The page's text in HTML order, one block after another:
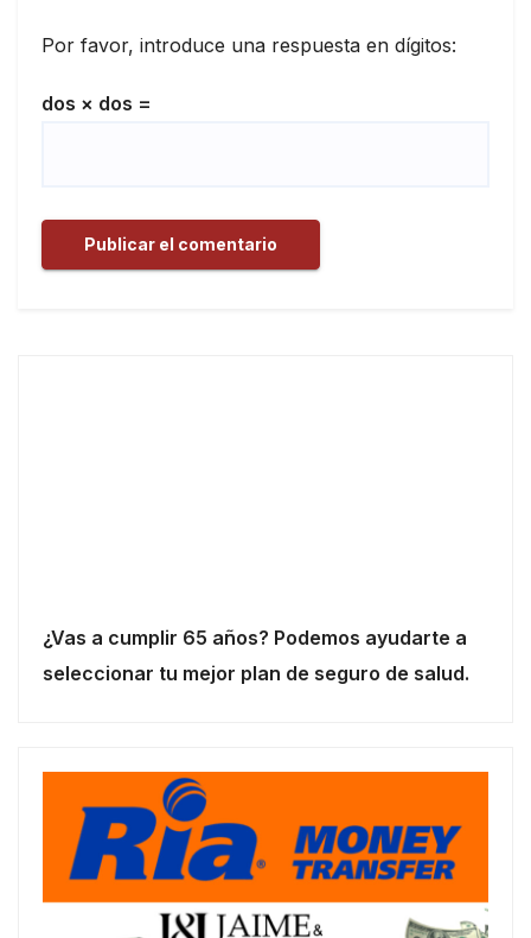
Por favor, introduce una respuesta en dígitos:
dos × dos =
¿Vas a cumplir 65 años? Podemos ayudarte a
seleccionar tu mejor plan de seguro de salud.